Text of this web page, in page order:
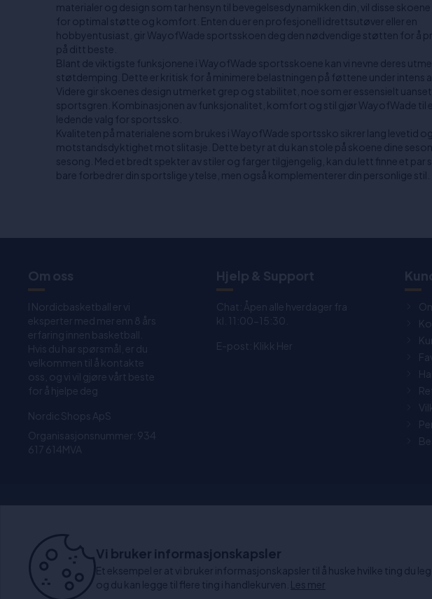
materialer og design som tar hensyn til bevegelsesdynamikken din, vil disse
for optimal støtte og komfort. Enten du er en profesjonell idrettsutøver eller en
hobbyentusiast, gir WayofWade sportsskoen deg den nødvendige støtten for å
på ditt beste.
Blant de viktigste funksjonene i WayofWade sportsskoene kan vi nevne deres
støtdemping. Dette er kritisk for å minimere belastningen på føttene under intens
Videre gir skoenes design utmerket grep og stabilitet, noe som er essensielt
sportsgren. Kombinasjonen av funksjonalitet, komfort og stil gjør WayofWade til
ledende valg for sportssko.
Kvaliteten på materialene som brukes i WayofWade sportssko sikrer lang levetid
motstandsdyktighet mot slitasje. Dette betyr at du kan stole på skoene dine
sesong. Med et bredt spekter av stiler og farger tilgjengelig, kan du lett finne et par
bare forbedrer din sportslige ytelse, men også komplementerer din personlige stil.
Om oss
I Nordicbasketball er vi
eksperter med mer enn 8 års
erfaring innen basketball.
Hvis du har spørsmål, er du
velkommen til å kontakte
oss, og vi vil gjøre vårt beste
for å hjelpe deg
Nordic Shops ApS
Organisasjonsnummer: 934
617 614MVA
Hjelp & Support
Chat: Åpen alle hverdager fra
kl. 11:00-15:30.
E-post: Klikk Her
1-4 dagers levering
Vi bruker informasjonskapsler
Et eksempel er at vi bruker informasjonskapsler til å huske hvilke ting du
og du kan legge til flere ting i handlekurven. Les mer